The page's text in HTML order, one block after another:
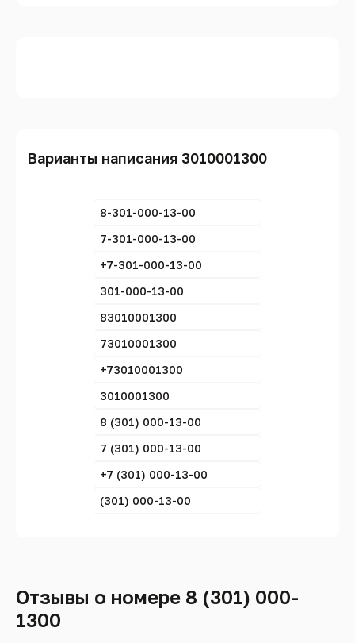
Варианты написания 3010001300
8-301-000-13-00
7-301-000-13-00
+7-301-000-13-00
301-000-13-00
83010001300
73010001300
+73010001300
3010001300
8 (301) 000-13-00
7 (301) 000-13-00
+7 (301) 000-13-00
(301) 000-13-00
Отзывы о номере 8 (301) 000-
1300